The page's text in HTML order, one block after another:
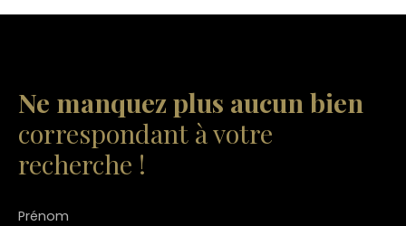
Ne manquez plus aucun bien
correspondant à votre
recherche !
Prénom